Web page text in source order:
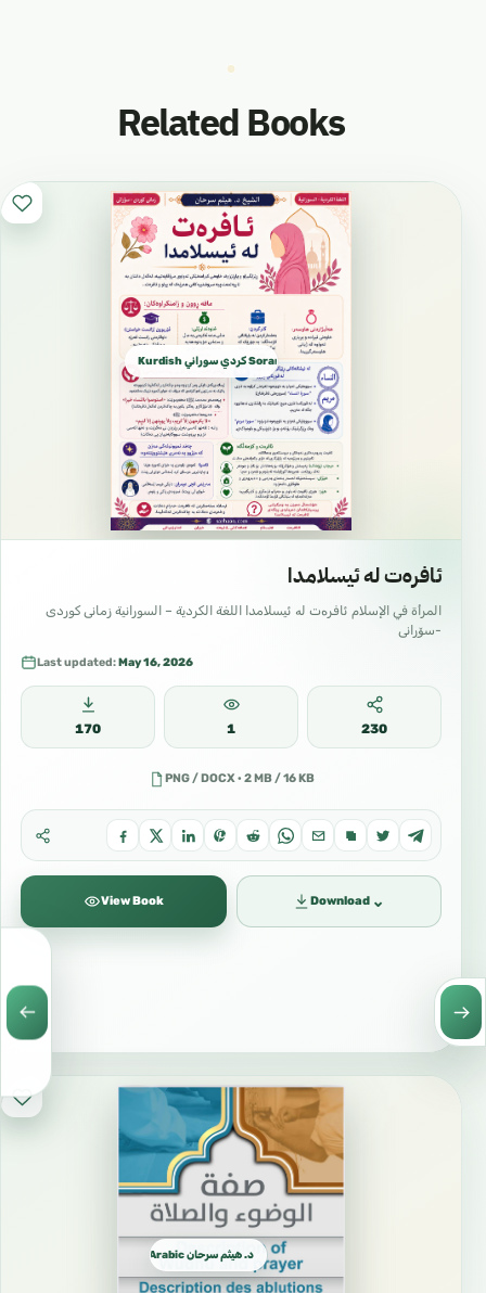
Related Books
Kurdish كردي سوراني Sorani dialect
ئافرەت لە ئیسلامدا
المرأة في الإسلام ئافرەت لە ئیسلامدا اللغة الكردية – السورانية زمانی کوردی
-سۆرانی
Last updated:May 16, 2026
170 1 230
PNG / DOCX · 2 MB / 16 KB
View Book Download ⌄
د. هيثم سرحان Arabic العربية